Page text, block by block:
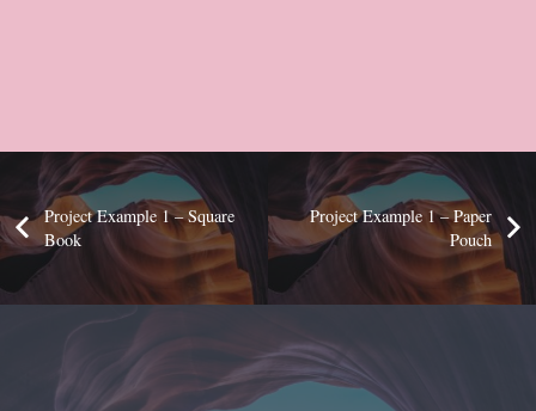
Project Example 1 – Square
Book
Project Example 1 – Paper
Pouch